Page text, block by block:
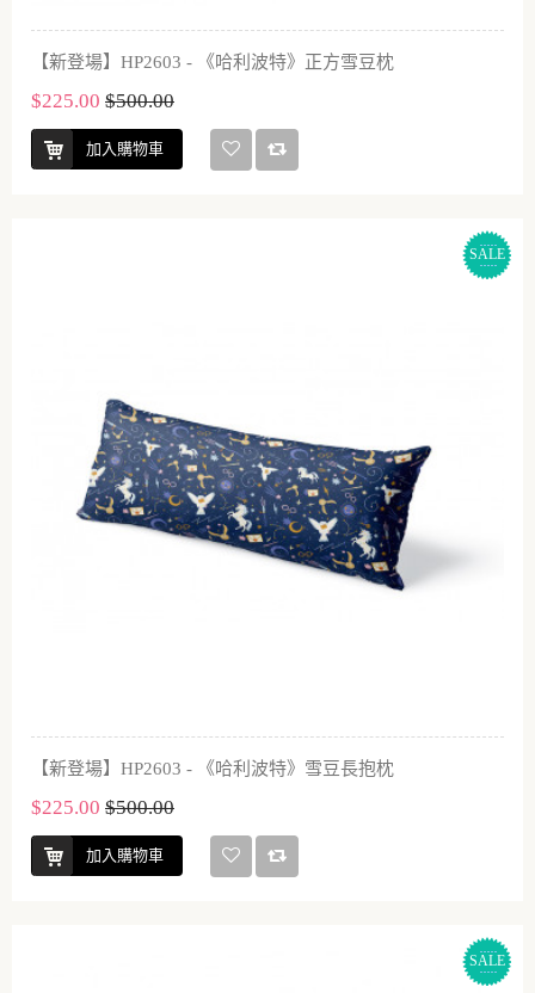
【新登場】HP2603 - 《哈利波特》正方雪豆枕
$225.00 $500.00
加入購物車
SALE
【新登場】HP2603 - 《哈利波特》雪豆長抱枕
$225.00 $500.00
加入購物車
SALE